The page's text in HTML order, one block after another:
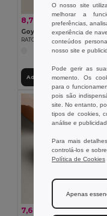
8,76 € 12,05 €
Goya 33575
RATO WIRELESS CAR
Adicionar ao Carrinho
7,62 € 14,21 €
O nosso site
melhorar a
preferências,
experiência de
conteúdos
nosso site e
Pode gerir as
momento. Os
para o
pois são
site. No entanto,
tipos de cookies,
análise e
Para mais
controlá-los e
Política de Cookies
Apenas